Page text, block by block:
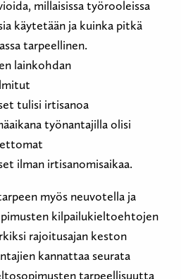
millaisissa työrooleissa
käytetään ja kuinka pitkä
tarpeellinen.
lainkohdan
tulisi irtisanoa
työnantajilla olisi
ilman irtisanomisaikaa.
myös neuvotella ja
kilpailukieltoehtojen
rajoitusajan keston
kannattaa seurata
tarpeellisuutta